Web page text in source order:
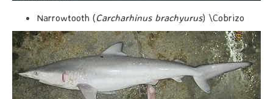
Narrowtooth (Carcharhinus brachyurus) \Cobrizo